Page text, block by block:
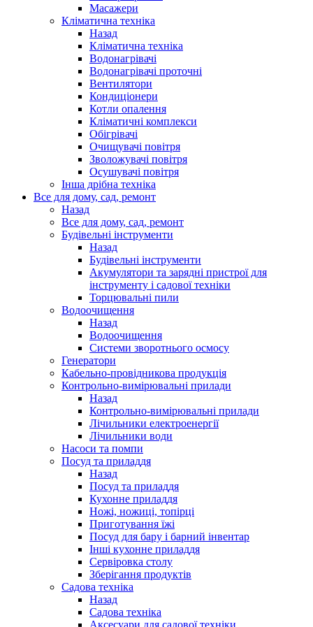
Масажери
Кліматична техніка
Назад
Кліматична техніка
Водонагрівачі
Водонагрівачі проточні
Вентилятори
Кондиціонери
Котли опалення
Кліматичні комплекси
Обігрівачі
Очищувачі повітря
Зволожувачі повітря
Осушувачі повітря
Інша дрібна техніка
Все для дому, сад, ремонт
Назад
Все для дому, сад, ремонт
Будівельні інструменти
Назад
Будівельні інструменти
Акумулятори та зарядні пристрої для
інструменту і садової техніки
Торцювальні пили
Водоочищення
Назад
Водоочищення
Системи зворотнього осмосу
Генератори
Кабельно-провідникова продукція
Контрольно-вимірювальні прилади
Назад
Контрольно-вимірювальні прилади
Лічильники електроенергії
Лічильники води
Насоси та помпи
Посуд та приладдя
Назад
Посуд та приладдя
Кухонне приладдя
Ножі, ножиці, топірці
Приготування їжі
Посуд для бару і барний інвентар
Інші кухонне приладдя
Сервіровка столу
Зберігання продуктів
Садова техніка
Назад
Садова техніка
Аксесуари для садової техніки